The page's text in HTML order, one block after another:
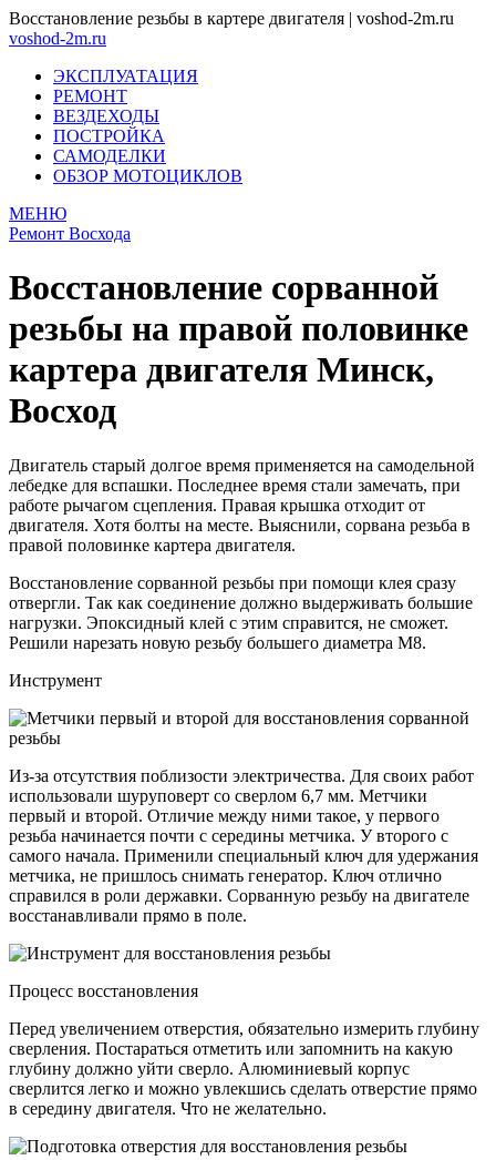
Восстановление резьбы в картере двигателя | voshod-2m.ru
voshod-2m.ru
ЭКСПЛУАТАЦИЯ
РЕМОНТ
ВЕЗДЕХОДЫ
ПОСТРОЙКА
САМОДЕЛКИ
ОБЗОР МОТОЦИКЛОВ
МЕНЮ
Ремонт Восхода
Восстановление сорванной
резьбы на правой половинке
картера двигателя Минск,
Восход
Двигатель старый долгое время применяется на самодельной
лебедке для вспашки. Последнее время стали замечать, при
работе рычагом сцепления. Правая крышка отходит от
двигателя. Хотя болты на месте. Выяснили, сорвана резьба в
правой половинке картера двигателя.
Восстановление сорванной резьбы при помощи клея сразу
отвергли. Так как соединение должно выдерживать большие
нагрузки. Эпоксидный клей с этим справится, не сможет.
Решили нарезать новую резьбу большего диаметра М8.
Инструмент
Из-за отсутствия поблизости электричества. Для своих работ
использовали шуруповерт со сверлом 6,7 мм. Метчики
первый и второй. Отличие между ними такое, у первого
резьба начинается почти с середины метчика. У второго с
самого начала. Применили специальный ключ для удержания
метчика, не пришлось снимать генератор. Ключ отлично
справился в роли державки. Сорванную резьбу на двигателе
восстанавливали прямо в поле.
Процесс восстановления
Перед увеличением отверстия, обязательно измерить глубину
сверления. Постараться отметить или запомнить на какую
глубину должно уйти сверло. Алюминиевый корпус
сверлится легко и можно увлекшись сделать отверстие прямо
в середину двигателя. Что не желательно.